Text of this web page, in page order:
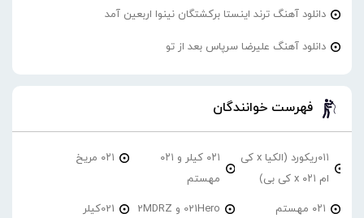
دانلود آهنگ ترند اینستا برکشتگان نینوا اربعین آمد
دانلود آهنگ علیرضا سرپاس بعد از تو
فهرست خوانندگان
۰۱۱ریکورد (الکیا x کی
ام ۰۲۱ x کی بی)
۰۲۱ کیلر و ۰۲۱
مهستم
۰۲۱ مریخ
۰۲۱ مهستم 021Hero و 2MDRZ 021کیلر